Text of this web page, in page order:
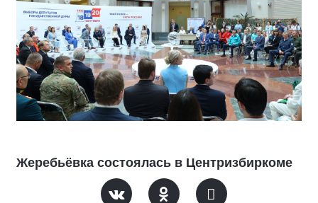
Жеребьёвка состоялась в Центризбиркоме